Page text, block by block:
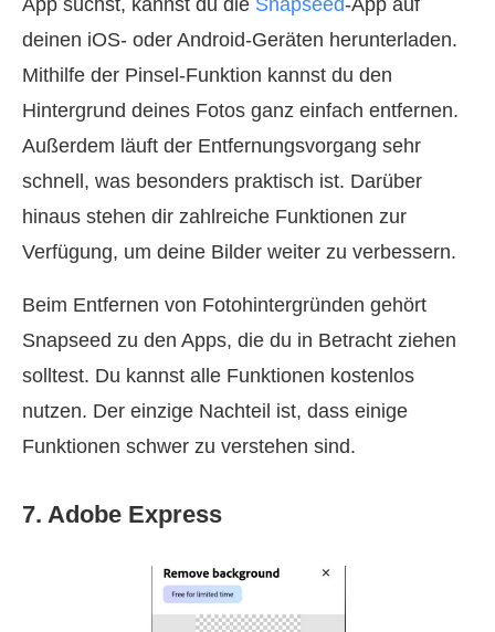
App suchst, kannst du die Snapseed-App auf
deinen iOS- oder Android-Geräten herunterladen.
Mithilfe der Pinsel-Funktion kannst du den
Hintergrund deines Fotos ganz einfach entfernen.
Außerdem läuft der Entfernungsvorgang sehr
schnell, was besonders praktisch ist. Darüber
hinaus stehen dir zahlreiche Funktionen zur
Verfügung, um deine Bilder weiter zu verbessern.
Beim Entfernen von Fotohintergründen gehört
Snapseed zu den Apps, die du in Betracht ziehen
solltest. Du kannst alle Funktionen kostenlos
nutzen. Der einzige Nachteil ist, dass einige
Funktionen schwer zu verstehen sind.
7. Adobe Express